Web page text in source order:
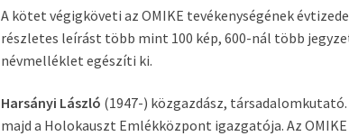
A kötet végigköveti az OMIKE tevékenységének
részletes leírást több mint 100 kép, 600-nál több
névmelléklet egészíti ki.
Harsányi László (1947-) közgazdász,
majd a Holokauszt Emlékközpont igazgatója. Az